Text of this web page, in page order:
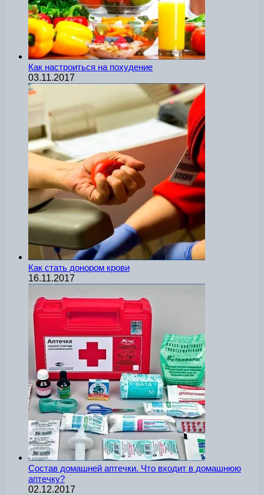
Как настроиться на похудение
03.11.2017
Как стать донором крови
16.11.2017
Состав домашней аптечки. Что входит в домашнюю
аптечку?
02.12.2017